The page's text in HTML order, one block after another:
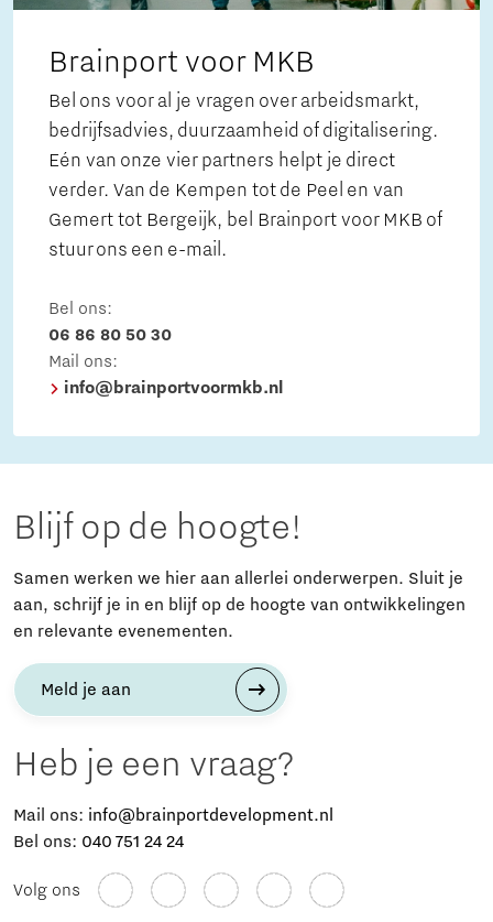
Brainport voor MKB
Bel ons voor al je vragen over arbeidsmarkt,
bedrijfsadvies, duurzaamheid of digitalisering.
Eén van onze vier partners helpt je direct
verder. Van de Kempen tot de Peel en van
Gemert tot Bergeijk, bel Brainport voor MKB of
stuur ons een e-mail.
Bel ons:
06 86 80 50 30
Mail ons:
info@brainportvoormkb.nl
Blijf op de hoogte!
Samen werken we hier aan allerlei onderwerpen. Sluit je
aan, schrijf je in en blijf op de hoogte van ontwikkelingen
en relevante evenementen.
Meld je aan
Heb je een vraag?
Mail ons: info@brainportdevelopment.nl
Bel ons: 040 751 24 24
Volg ons